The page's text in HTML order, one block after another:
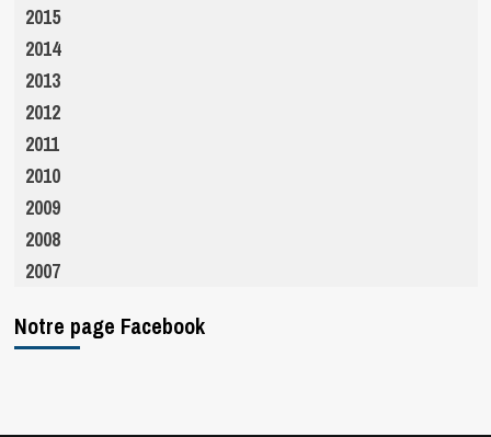
2015
2014
2013
2012
2011
2010
2009
2008
2007
Notre page Facebook